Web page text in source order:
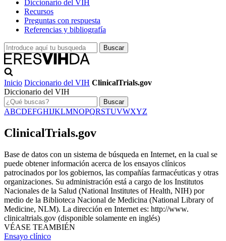
Diccionario del VIH
Recursos
Preguntas con respuesta
Referencias y bibliografía
Inicio Diccionario del VIH ClinicalTrials.gov
Diccionario del VIH
Buscar
ABCDEFGHIJKLMNOPQRSTUVWXYZ
ClinicalTrials.gov
Base de datos con un sistema de búsqueda en Internet, en la cual se
puede obtener información acerca de los ensayos clínicos
patrocinados por los gobiernos, las compañías farmacéuticas y otras
organizaciones. Su administración está a cargo de los Institutos
Nacionales de la Salud (National Institutes of Health, NIH) por
medio de la Biblioteca Nacional de Medicina (National Library of
Medicine, NLM). La dirección en Internet es: http://www.
clinicaltrials.gov (disponible solamente en inglés)
VÉASE TEAMBIÉN
Ensayo clínico